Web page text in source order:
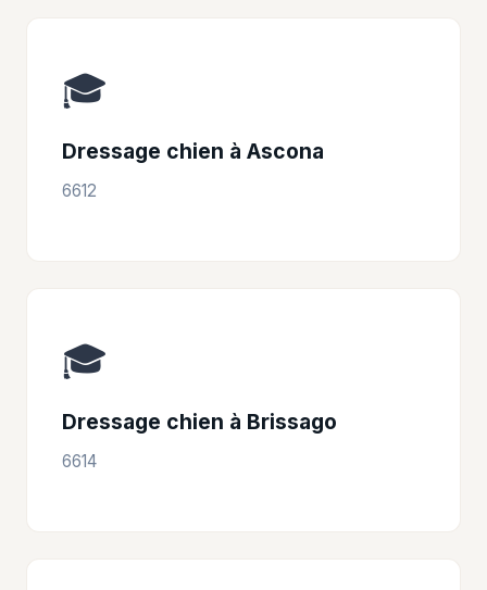
🎓
Dressage chien à Ascona
6612
🎓
Dressage chien à Brissago
6614